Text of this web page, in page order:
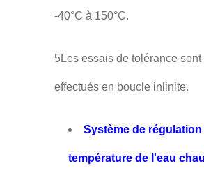
-40°C à 150°C.
5Les essais de tolérance
effectués en boucle inlinite.
Système de régulation
température de l'eau